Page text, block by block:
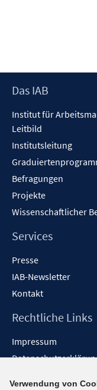
Footer
Das IAB
Institut für
Leitbild
Institutsleitung
Befragungen
Projekte
Wissenschaftlicher
Services
Presse
IAB-Newsletter
Kontakt
Rechtliche Links
Impressum
Verwendung von